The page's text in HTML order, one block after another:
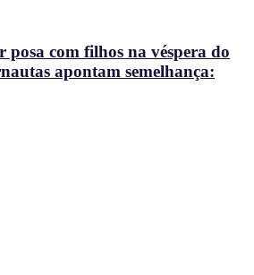
com filhos na véspera do
apontam semelhança: